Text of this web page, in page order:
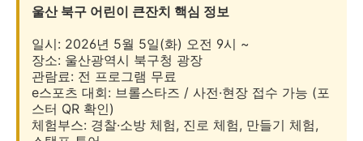
울산 북구 어린이 큰잔치 핵심 정보
일시: 2026년 5월 5일(화) 오전 9시 ~
장소: 울산광역시 북구청 광장
관람료: 전 프로그램 무료
e스포츠 대회: 브롤스타즈 / 사전·현장 접수 가능 (포
스터 QR 확인)
체험부스: 경찰·소방 체험, 진로 체험, 만들기 체험,